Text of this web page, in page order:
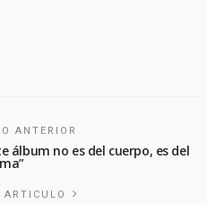
ANTERIOR
álbum no es del cuerpo, es del